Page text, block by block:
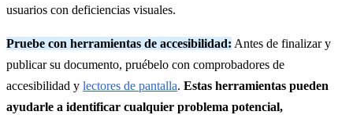
usuarios con deficiencias visuales.
Pruebe con herramientas de accesibilidad: Antes de finalizar y
publicar su documento, pruébelo con comprobadores de
accesibilidad y lectores de pantalla. Estas herramientas pueden
ayudarle a identificar cualquier problema potencial,